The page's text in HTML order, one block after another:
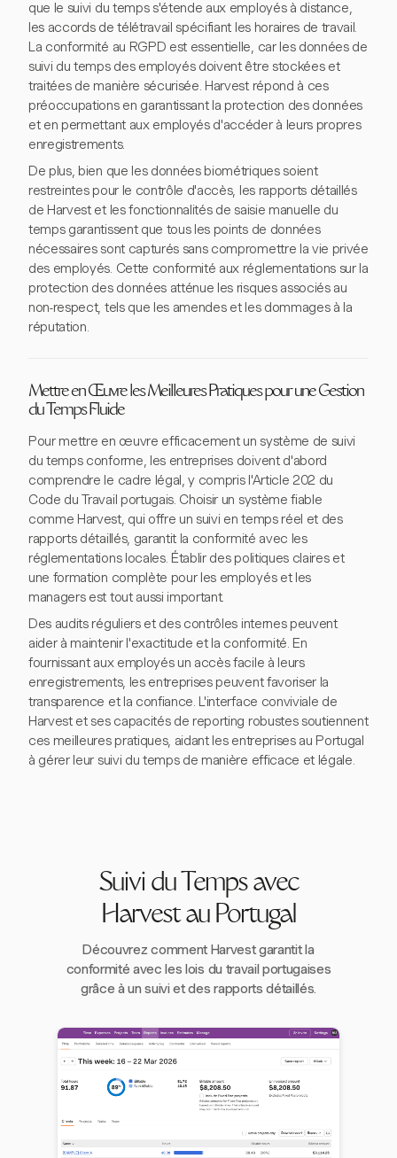
que le suivi du temps s'étende aux employés à distance,
les accords de télétravail spécifiant les horaires de travail.
La conformité au RGPD est essentielle, car les données de
suivi du temps des employés doivent être stockées et
traitées de manière sécurisée. Harvest répond à ces
préoccupations en garantissant la protection des données
et en permettant aux employés d'accéder à leurs propres
enregistrements.
De plus, bien que les données biométriques soient
restreintes pour le contrôle d'accès, les rapports détaillés
de Harvest et les fonctionnalités de saisie manuelle du
temps garantissent que tous les points de données
nécessaires sont capturés sans compromettre la vie privée
des employés. Cette conformité aux réglementations sur la
protection des données atténue les risques associés au
non-respect, tels que les amendes et les dommages à la
réputation.
Mettre en Œuvre les Meilleures Pratiques pour une Gestion
du Temps Fluide
Pour mettre en œuvre efficacement un système de suivi
du temps conforme, les entreprises doivent d'abord
comprendre le cadre légal, y compris l'Article 202 du
Code du Travail portugais. Choisir un système fiable
comme Harvest, qui offre un suivi en temps réel et des
rapports détaillés, garantit la conformité avec les
réglementations locales. Établir des politiques claires et
une formation complète pour les employés et les
managers est tout aussi important.
Des audits réguliers et des contrôles internes peuvent
aider à maintenir l'exactitude et la conformité. En
fournissant aux employés un accès facile à leurs
enregistrements, les entreprises peuvent favoriser la
transparence et la confiance. L'interface conviviale de
Harvest et ses capacités de reporting robustes soutiennent
ces meilleures pratiques, aidant les entreprises au Portugal
à gérer leur suivi du temps de manière efficace et légale.
Suivi du Temps avec
Harvest au Portugal
Découvrez comment Harvest garantit la
conformité avec les lois du travail portugaises
grâce à un suivi et des rapports détaillés.